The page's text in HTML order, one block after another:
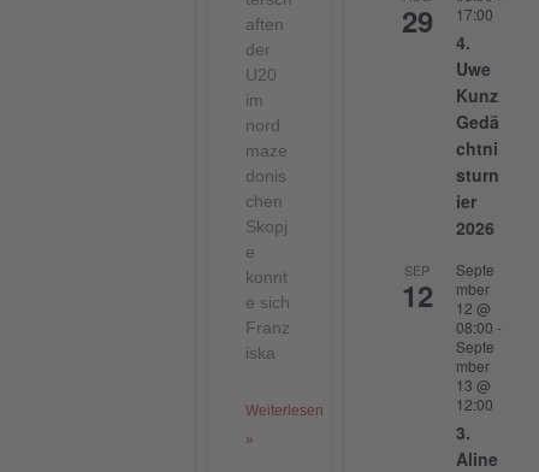
aften
der
U20
im
nord
maze
donis
chen
Skopj
e
konnt
e sich
Franz
iska
Weiterlesen
»
29
17:00
4.
Uwe
Kunz
Gedä
chtni
sturn
ier
2026
SEP
12
Septe
mber
12 @
08:00 -
Septe
mber
13 @
12:00
3.
Aline